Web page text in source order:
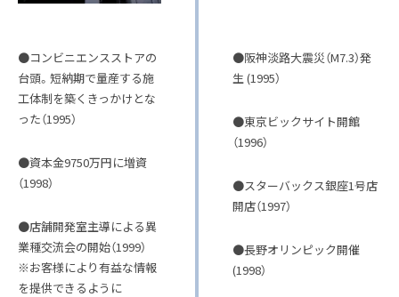
●コンビニエンスストアの
台頭。短納期で量産する施
工体制を築くきっかけとな
った（1995）
●資本金9750万円に増資
（1998）
●店舗開発室主導による異
業種交流会の開始（1999）
※お客様により有益な情報
を提供できるように
●阪神淡路大震災（M7.3）発
生 (1995）
●東京ビックサイト開館
（1996）
●スターバックス銀座1号店
開店（1997）
●長野オリンピック開催
(1998）